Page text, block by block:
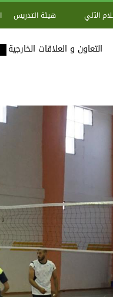
الآلي هيئة التدريس
التعاون و العلاقات الخارجية